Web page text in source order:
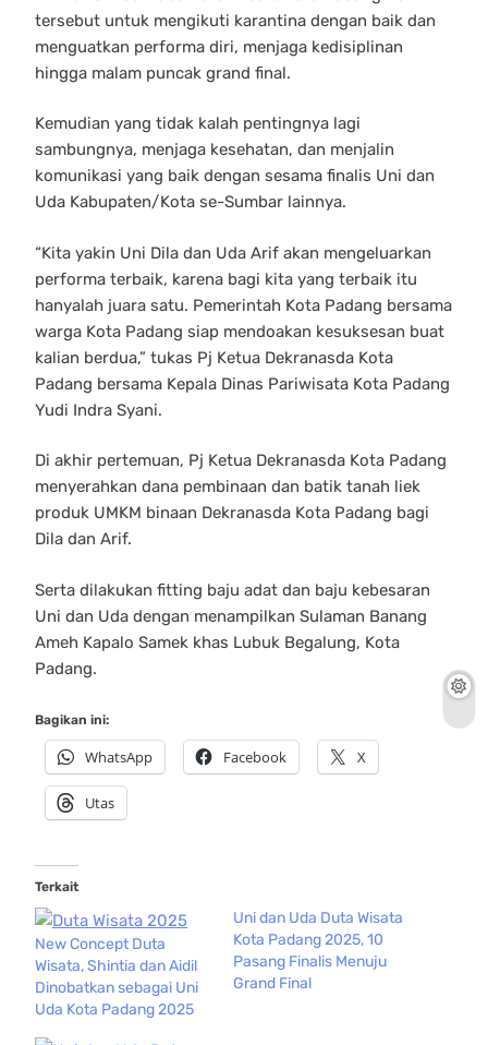
tersebut untuk mengikuti karantina dengan baik dan
menguatkan performa diri, menjaga kedisiplinan
hingga malam puncak grand final.
Kemudian yang tidak kalah pentingnya lagi
sambungnya, menjaga kesehatan, dan menjalin
komunikasi yang baik dengan sesama finalis Uni dan
Uda Kabupaten/Kota se-Sumbar lainnya.
“Kita yakin Uni Dila dan Uda Arif akan mengeluarkan
performa terbaik, karena bagi kita yang terbaik itu
hanyalah juara satu. Pemerintah Kota Padang bersama
warga Kota Padang siap mendoakan kesuksesan buat
kalian berdua,” tukas Pj Ketua Dekranasda Kota
Padang bersama Kepala Dinas Pariwisata Kota Padang
Yudi Indra Syani.
Di akhir pertemuan, Pj Ketua Dekranasda Kota Padang
menyerahkan dana pembinaan dan batik tanah liek
produk UMKM binaan Dekranasda Kota Padang bagi
Dila dan Arif.
Serta dilakukan fitting baju adat dan baju kebesaran
Uni dan Uda dengan menampilkan Sulaman Banang
Ameh Kapalo Samek khas Lubuk Begalung, Kota
Padang.
Bagikan ini:
WhatsApp Facebook X
Utas
Terkait
New Concept Duta
Wisata, Shintia dan Aidil
Dinobatkan sebagai Uni
Uda Kota Padang 2025
Uni dan Uda Duta Wisata
Kota Padang 2025, 10
Pasang Finalis Menuju
Grand Final